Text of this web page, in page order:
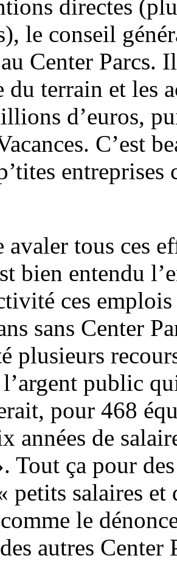
directes
le conseil
Center Parcs.
du terrain et les
d’euros,
C’est
entreprises
tous ces
bien entendu
ces
sans Center
plusieurs
public
pour 468
années de
Tout ça pour
petits salaires
le
autres Center